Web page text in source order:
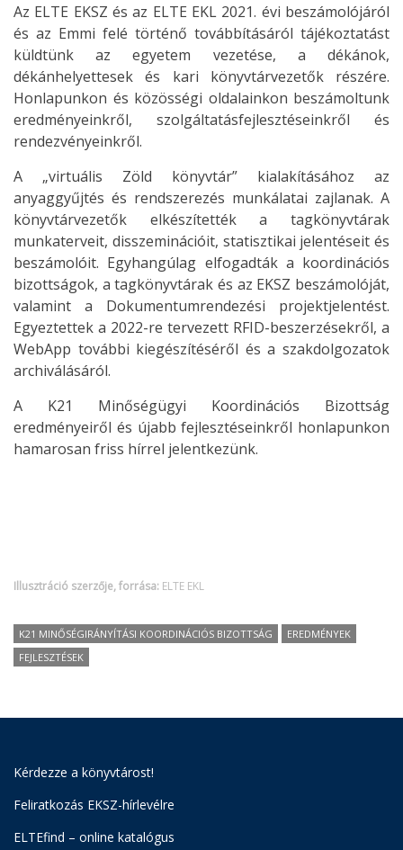
Az ELTE EKSZ és az ELTE EKL 2021. évi beszámolójáról
és az Emmi felé történő továbbításáról tájékoztatást
küldtünk az egyetem vezetése, a dékánok,
dékánhelyettesek és kari könyvtárvezetők részére.
Honlapunkon és közösségi oldalainkon beszámoltunk
eredményeinkről, szolgáltatásfejlesztéseinkről és
rendezvényeinkről.
A „virtuális Zöld könyvtár” kialakításához az
anyaggyűjtés és rendszerezés munkálatai zajlanak. A
könyvtárvezetők elkészítették a tagkönyvtárak
munkaterveit, disszeminációit, statisztikai jelentéseit és
beszámolóit. Egyhangúlag elfogadták a koordinációs
bizottságok, a tagkönyvtárak és az EKSZ beszámolóját,
valamint a Dokumentumrendezési projektjelentést.
Egyeztettek a 2022-re tervezett RFID-beszerzésekről, a
WebApp további kiegészítéséről és a szakdolgozatok
archiválásáról.
A K21 Minőségügyi Koordinációs Bizottság
eredményeiről és újabb fejlesztéseinkről honlapunkon
hamarosan friss hírrel jelentkezünk.
Illusztráció szerzője, forrása: ELTE EKL
K21 MINŐSÉGIRÁNYÍTÁSI KOORDINÁCIÓS BIZOTTSÁG
EREDMÉNYEK
FEJLESZTÉSEK
Kérdezze a könyvtárost!
Feliratkozás EKSZ-hírlevélre
ELTEfind – online katalógus